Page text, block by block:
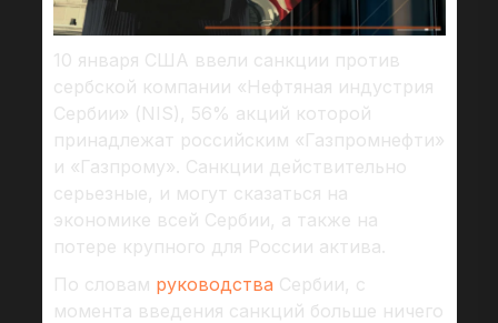
10 января США ввели санкции против
сербской компании «Нефтяная индустрия
Сербии» (NIS), 56% акций которой
принадлежат российским «Газпромнефти»
и «Газпрому». Санкции действительно
серьезные, и могут сказаться на
экономике всей Сербии, а также на
потере крупного для России актива.
По словам руководства Сербии, с
момента введения санкций больше ничего